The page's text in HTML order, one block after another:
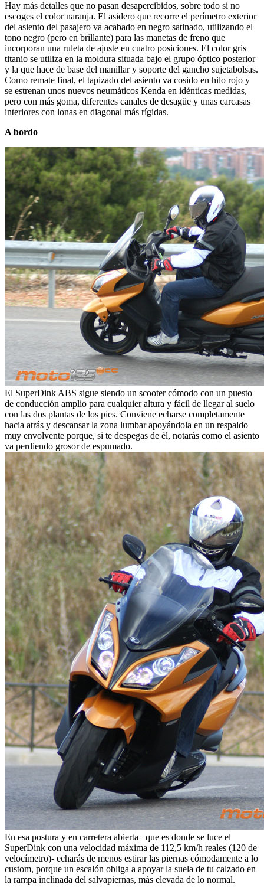
Hay más detalles que no pasan desapercibidos, sobre todo si no
escoges el color naranja. El asidero que recorre el perímetro exterior
del asiento del pasajero va acabado en negro satinado, utilizando el
tono negro (pero en brillante) para las manetas de freno que
incorporan una ruleta de ajuste en cuatro posiciones. El color gris
titanio se utiliza en la moldura situada bajo el grupo óptico posterior
y la que hace de base del manillar y soporte del gancho sujetabolsas.
Como remate final, el tapizado del asiento va cosido en hilo rojo y
se estrenan unos nuevos neumáticos Kenda en idénticas medidas,
pero con más goma, diferentes canales de desagüe y unas carcasas
interiores con lonas en diagonal más rígidas.
A bordo
El SuperDink ABS sigue siendo un scooter cómodo con un puesto
de conducción amplio para cualquier altura y fácil de llegar al suelo
con las dos plantas de los pies. Conviene echarse completamente
hacia atrás y descansar la zona lumbar apoyándola en un respaldo
muy envolvente porque, si te despegas de él, notarás como el asiento
va perdiendo grosor de espumado.
En esa postura y en carretera abierta –que es donde se luce el
SuperDink con una velocidad máxima de 112,5 km/h reales (120 de
velocímetro)- echarás de menos estirar las piernas cómodamente a lo
custom, porque un escalón obliga a apoyar la suela de tu calzado en
la rampa inclinada del salvapiernas, más elevada de lo normal.